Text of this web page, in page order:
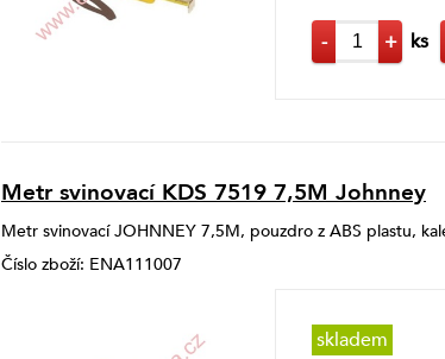
- + ks
Metr svinovací KDS 7519 7,5M Johnney
Metr svinovací JOHNNEY 7,5M, pouzdro z ABS plastu,
Číslo zboží: ENA111007
skladem